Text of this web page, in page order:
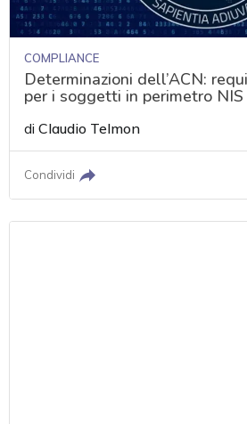
COMPLIANCE
Determinazioni dell’ACN:
per i soggetti in perimetro
diClaudio Telmon
Condividi